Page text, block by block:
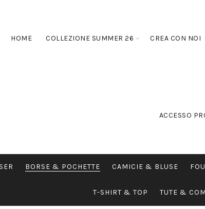
HOME COLLEZIONE SUMMER 26 CREA CON NOI
ACCESSO
BORSE & POCHETTE CAMICIE & BLUSE
T-SHIRT & TOP TUTE &